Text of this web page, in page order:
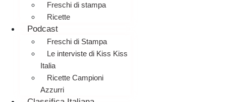
Freschi di stampa
Ricette
Podcast
Freschi di Stampa
Le interviste di Kiss Kiss
Italia
Ricette Campioni
Azzurri